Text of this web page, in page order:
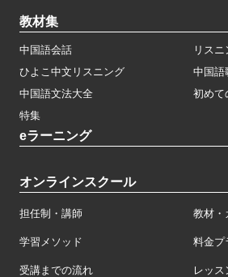
教材集
中国語会話
リスニ
ひよこ中文リスニング
中国語
中国語文法大全
初めて
特集
eラーニング
オンラインスクール
担任制・講師 教材・
学習メソッド 料金プ
受講までの流れ レッス